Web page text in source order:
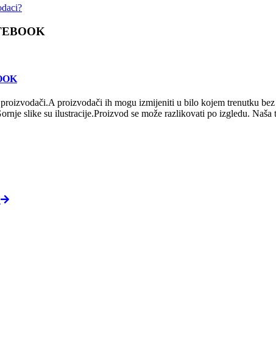
proizvodači ih mogu izmijeniti u bilo kojem trenutku
slike su ilustracije.Proizvod se može razlikovati po izgledu.